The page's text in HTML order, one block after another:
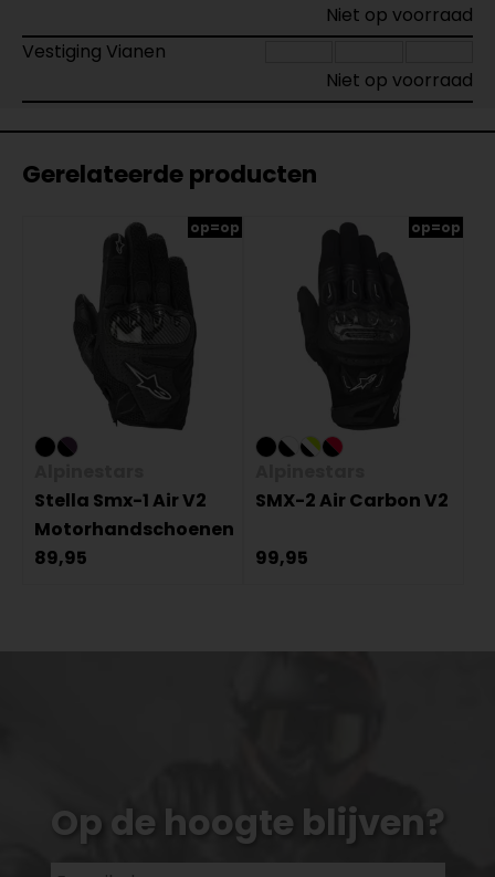
Niet op voorraad
Vestiging Vianen
Niet op voorraad
Gerelateerde producten
op=op
Stella Smx-1 Air V2
Motorhandschoenen
89,95
op=op
SMX-2 Air Carbon V2
99,95
Op de hoogte blijven?